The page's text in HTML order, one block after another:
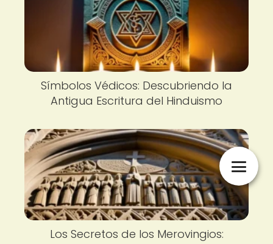
Símbolos Védicos: Descubriendo la
Antigua Escritura del Hinduismo
Los Secretos de los Merovingios: